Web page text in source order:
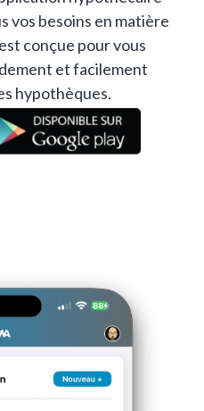
vos besoins en matière
conçue pour vous
et facilement
hypothèques.